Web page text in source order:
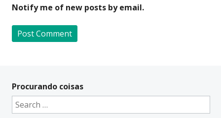
Notify me of new posts by email.
t
e
Procurando coisas
Search
for: